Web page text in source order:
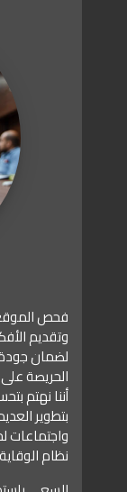
فحص الموقع
وتقديم
لضمان
الحريصة
أننا نهتم
بتطوير
واجتماعات
نظام